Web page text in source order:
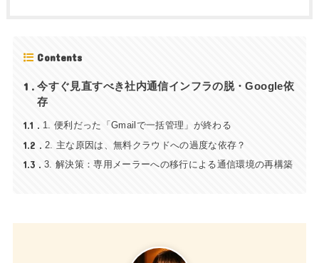
Contents
1
今すぐ見直すべき社内通信インフラの脱・Google依
存
1.1 1. 便利だった「Gmailで一括管理」が終わる
1.2 2. 主な原因は、無料クラウドへの過度な依存？
1.3 3. 解決策：専用メーラーへの移行による通信環境の再構築